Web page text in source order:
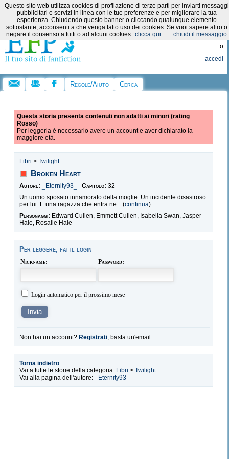
Categorie:
Registrati
o
accedi
Regole/Aiuto Cerca
Questa storia presenta contenuti non adatti ai minori (rating
Rosso)
Per leggerla è necessario avere un account e aver dichiarato la
maggiore età.
Libri > Twilight
Broken Heart
Autore: _Eternity93_ Capitolo: 32
Un uomo sposato innamorato della moglie. Un incidente disastroso
per lui. E una ragazza che entra ne... (continua)
Personaggi: Edward Cullen, Emmett Cullen, Isabella Swan, Jasper
Hale, Rosalie Hale
Per leggere, fai il login
Nickname: Password:
Login automatico per il prossimo mese
Non hai un account? Registrati, basta un'email.
Torna indietro
Vai a tutte le storie della categoria: Libri > Twilight
Vai alla pagina dell'autore:
_Eternity93_
Questo sito web utilizza cookies di profilazione di terze parti per inviarti messaggi
pubblicitari e servizi in linea con le tue preferenze e per migliorare la tua
esperienza. Chiudendo questo banner o cliccando qualunque elemento
sottostante, acconsenti a che venga fatto uso dei cookies. Se vuoi sapere altro o
negare il consenso a tutti o ad alcuni cookies clicca qui chiudi il messaggio